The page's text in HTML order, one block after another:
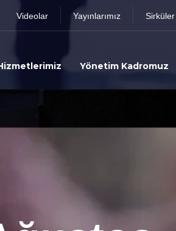
Videolar Yayınlarımız Sirküler
Yönetim Kadromuz